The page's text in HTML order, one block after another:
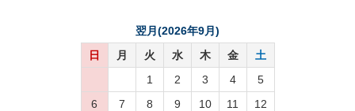
翌月(2026年9月)
日
月 火 水 木 金
土
1
2 3 4
5
6
7 8 9 10 11
12